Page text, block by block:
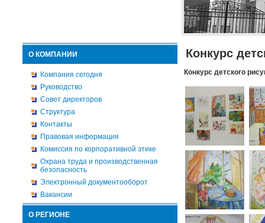
О КОМПАНИИ
Компания сегодня
Руководство
Совет директоров
Структура
Контакты
Правовая информация
Комиссия по корпоративной этике
Охрана труда и производственная
безопасность
Электронный документооборот
Вакансии
О РЕГИОНЕ
Конкурс
Конкурс детского